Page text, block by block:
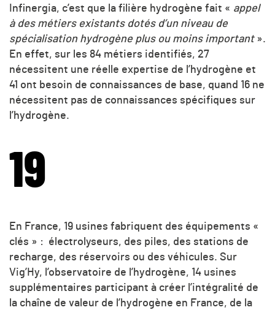
Infinergia, c’est que la filière hydrogène fait « appel
à des métiers existants dotés d’un niveau de
spécialisation hydrogène plus ou moins important ».
En effet, sur les 84 métiers identifiés, 27
nécessitent une réelle expertise de l’hydrogène et
41 ont besoin de connaissances de base, quand 16 ne
nécessitent pas de connaissances spécifiques sur
l’hydrogène.
19
En France, 19 usines fabriquent des équipements «
clés » : électrolyseurs, des piles, des stations de
recharge, des réservoirs ou des véhicules. Sur
Vig’Hy, l’observatoire de l’hydrogène, 14 usines
supplémentaires participant à créer l’intégralité de
la chaîne de valeur de l’hydrogène en France, de la